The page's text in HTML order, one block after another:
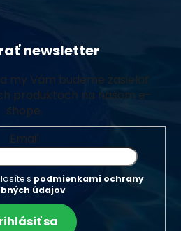
newsletter
my Vám budeme zasielať
produktoch na našom e-
shope.
Email
s podmienkami ochrany
údajov
sa